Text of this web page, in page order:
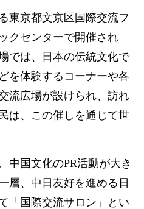
京都文京区国際交流フ
クセンターで開催され
では、日本の伝統文化で
を体験するコーナーや各
流広場が設けられ、訪れ
は、この催しを通じて世
国文化のPR活動が大き
層、中日友好を進める日
「国際交流サロン」とい